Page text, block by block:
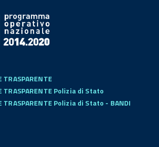
TRASPARENTE Polizia di Stato
TRASPARENTE Polizia di Stato - BANDI